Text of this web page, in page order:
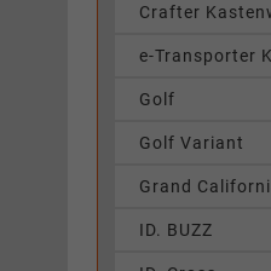
Crafter
e-Transporter
Golf
Golf Variant
Grand
ID. BUZZ